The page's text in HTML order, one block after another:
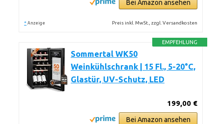
Bei Amazon ansehen
* Anzeige Preis inkl. MwSt., zzgl. Versandkosten
EMPFEHLUNG
Sommertal WK50
Weinkühlschrank | 15 Fl., 5-20°C,
Glastür, UV-Schutz, LED
199,00 €
Bei Amazon ansehen